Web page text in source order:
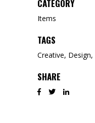
CATEGORY
Items
TAGS
Creative, Design,
SHARE